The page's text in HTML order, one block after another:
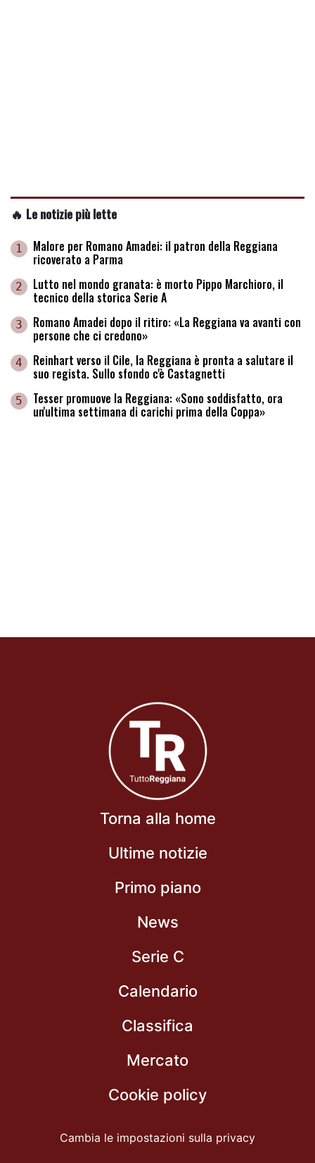
🔥 Le notizie più lette
1 Malore per Romano Amadei: il patron della Reggiana
ricoverato a Parma
2 Lutto nel mondo granata: è morto Pippo Marchioro, il
tecnico della storica Serie A
3 Romano Amadei dopo il ritiro: «La Reggiana va avanti con
persone che ci credono»
4 Reinhart verso il Cile, la Reggiana è pronta a salutare il
suo regista. Sullo sfondo c'è Castagnetti
5 Tesser promuove la Reggiana: «Sono soddisfatto, ora
un'ultima settimana di carichi prima della Coppa»
Torna alla home
Ultime notizie
Primo piano
News
Serie C
Calendario
Classifica
Mercato
Cookie policy
Cambia le impostazioni sulla privacy